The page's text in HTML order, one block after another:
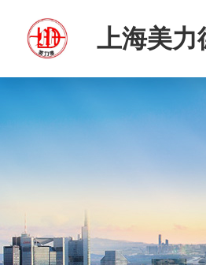
上海美力